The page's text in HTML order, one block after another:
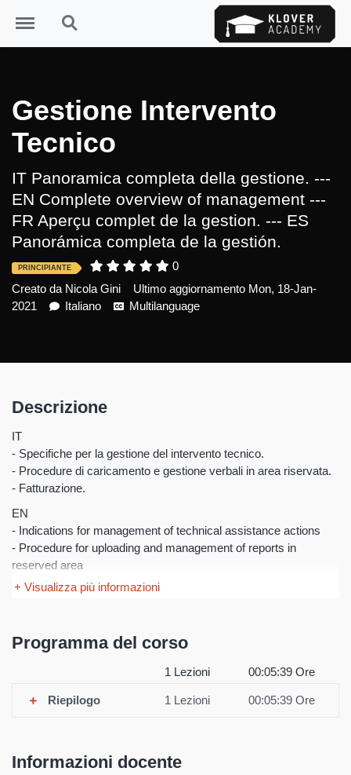
Menu Search
Gestione Intervento
Tecnico
IT Panoramica completa della gestione. ---
EN Complete overview of management ---
FR Aperçu complet de la gestion. --- ES
Panorámica completa de la gestión.
PRINCIPIANTE
0
Creato da Nicola Gini
Ultimo aggiornamento Mon, 18-Jan-
2021
Italiano Multilanguage
+ Visualizza più informazioni
Descrizione
IT
- Specifiche per la gestione del intervento tecnico.
- Procedure di caricamento e gestione verbali in area riservata.
- Fatturazione.
EN
- Indications for management of technical assistance actions
- Procedure for uploading and management of reports in
reserved area
- Invoicing
- Procédures de chargement et gestion des procès verbaux
reservada.
- Facturación.
Programma del corso
1 Lezioni 00:05:39 Ore
Riepilogo 1 Lezioni 00:05:39 Ore
Informazioni docente